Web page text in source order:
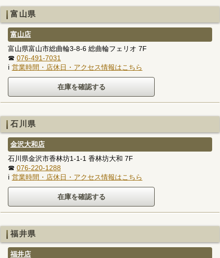
富山県
富山店
富山県富山市総曲輪3-8-6 総曲輪フェリオ 7F
☎ 076-491-7031
ℹ 営業時間・店休日・アクセス情報はこちら
石川県
金沢大和店
石川県金沢市香林坊1-1-1 香林坊大和 7F
☎ 076-220-1288
ℹ 営業時間・店休日・アクセス情報はこちら
福井県
福井店